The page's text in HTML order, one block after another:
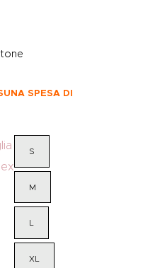
SPESA DI
S
M
L
XL